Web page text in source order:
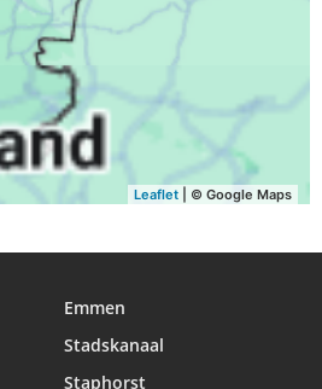
Leaflet | © Google Maps
Emmen
Stadskanaal
Staphorst